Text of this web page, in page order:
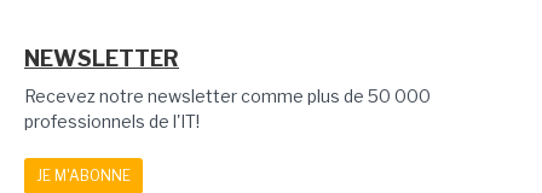
NEWSLETTER
Recevez notre newsletter comme plus de 50 000
professionnels de l'IT!
JE M'ABONNE